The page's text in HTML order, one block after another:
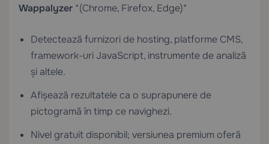
Wappalyzer *(Chrome, Firefox, Edge)*
Detectează furnizori de hosting, platforme CMS,
framework-uri JavaScript, instrumente de analiză
și altele.
Afișează rezultatele ca o suprapunere de
pictogramă în timp ce navighezi.
Nivel gratuit disponibil; versiunea premium oferă